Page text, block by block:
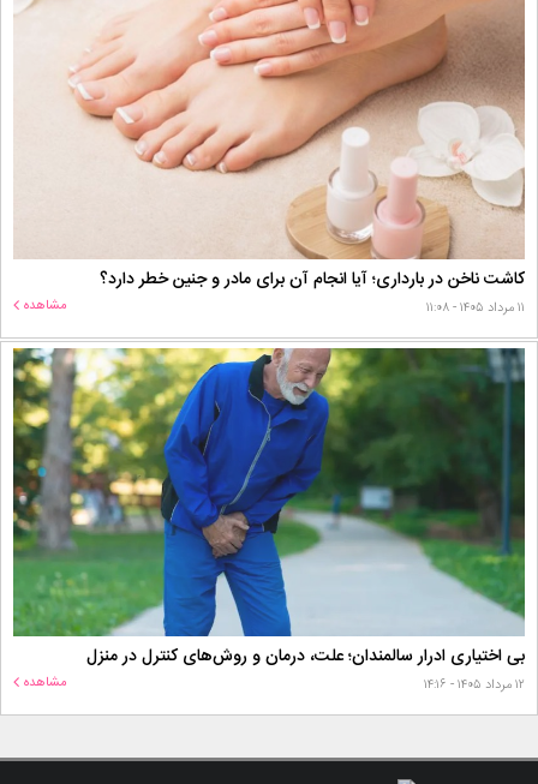
کاشت ناخن در بارداری؛ آیا انجام آن برای مادر و جنین خطر دارد؟
۱۱ مرداد ۱۴۰۵ - ۱۱:۰۸ مشاهده
بی اختیاری ادرار سالمندان؛ علت، درمان و روش‌های کنترل در منزل
۱۲ مرداد ۱۴۰۵ - ۱۴:۱۶ مشاهده